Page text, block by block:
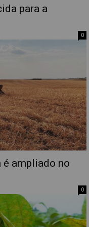
para a
0
é ampliado no
0